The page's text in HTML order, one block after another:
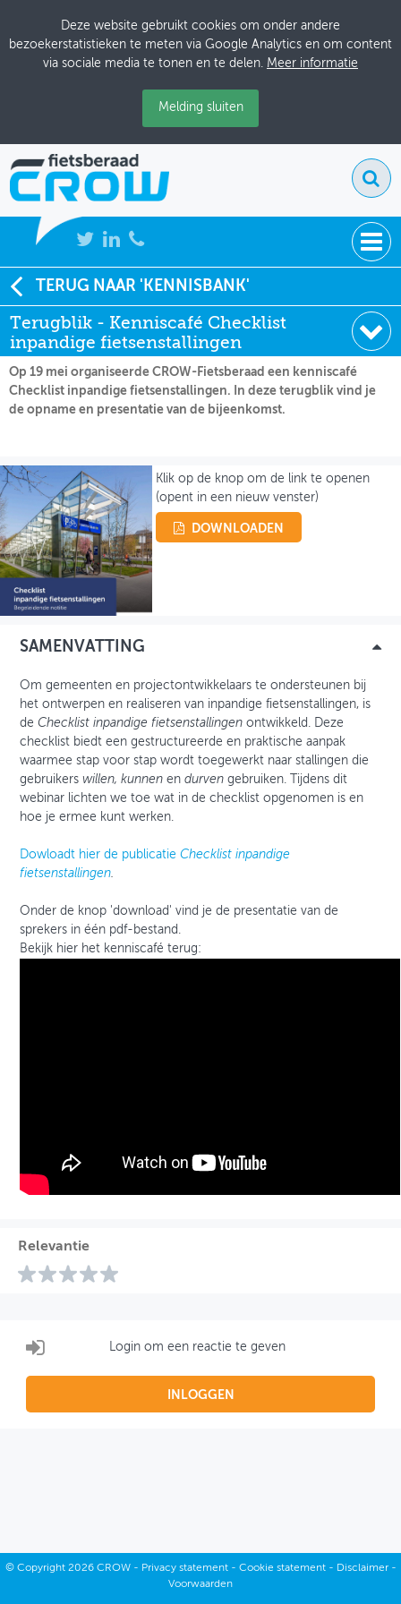
Deze website gebruikt cookies om onder andere
bezoekerstatistieken te meten via Google Analytics en om content
via sociale media te tonen en te delen. Meer informatie
Melding sluiten
NIEUWS
BIJEENKOMSTEN
KENNISBANK
ADRESSENBOEK
THEMASITES
MIJN PROFIEL
GEBRUIKER
TERUG NAAR 'KENNISBANK'
Terugblik - Kenniscafé Checklist
inpandige fietsenstallingen
Soort:
Terugblik
Datum:
05-06-2025
Op 19 mei organiseerde CROW-Fietsberaad een kenniscafé
Checklist inpandige fietsenstallingen. In deze terugblik vind je
de opname en presentatie van de bijeenkomst.
Klik op de knop om de link te openen
(opent in een nieuw venster)
DOWNLOADEN
SAMENVATTING
Om gemeenten en projectontwikkelaars te ondersteunen bij
het ontwerpen en realiseren van inpandige fietsenstallingen, is
de Checklist inpandige fietsenstallingen ontwikkeld. Deze
checklist biedt een gestructureerde en praktische aanpak
waarmee stap voor stap wordt toegewerkt naar stallingen die
gebruikers willen, kunnen en durven gebruiken. Tijdens dit
webinar lichten we toe wat in de checklist opgenomen is en
hoe je ermee kunt werken.
Dowloadt hier de publicatie Checklist inpandige
fietsenstallingen.
Onder de knop 'download' vind je de presentatie van de
sprekers in één pdf-bestand.
Bekijk hier het kenniscafé terug:
Relevantie
Login om een reactie te geven
INLOGGEN
© Copyright2026 CROW - Privacy statement- Cookie statement- Disclaimer-
Voorwaarden